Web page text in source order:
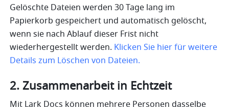
Gelöschte Dateien werden 30 Tage lang im
Papierkorb gespeichert und automatisch gelöscht,
wenn sie nach Ablauf dieser Frist nicht
wiederhergestellt werden. Klicken Sie hier für weitere
Details zum Löschen von Dateien.
2. Zusammenarbeit in Echtzeit
Mit Lark Docs können mehrere Personen dasselbe